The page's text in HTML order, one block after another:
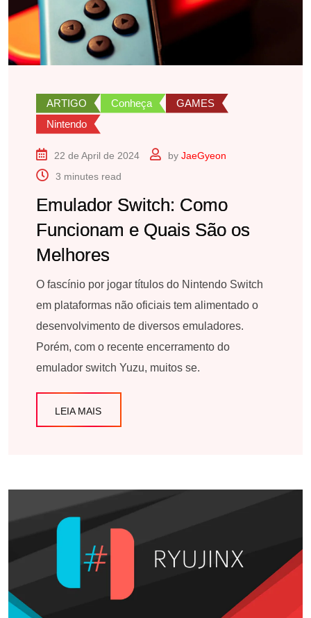
ARTIGO Conheça
GAMES
Nintendo
22 de April de 2024 by JaeGyeon
3 minutes read
Emulador Switch: Como
Funcionam e Quais São os
Melhores
O fascínio por jogar títulos do Nintendo Switch
em plataformas não oficiais tem alimentado o
desenvolvimento de diversos emuladores.
Porém, com o recente encerramento do
emulador switch Yuzu, muitos se.
LEIA MAIS